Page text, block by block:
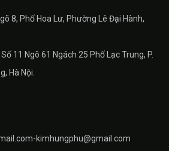
8, Phố Hoa Lư, Phường Lê Đại Hành,
11 Ngõ 61 Ngách 25 Phố Lạc Trung, P.
Hà Nội.
kimhungphu@gmail.com